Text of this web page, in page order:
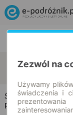
Ścinawa Nyska
Ścinawa Nyska →
Rozkład jazdy i bilety
Zezwól na
Używamy
świadczenia i